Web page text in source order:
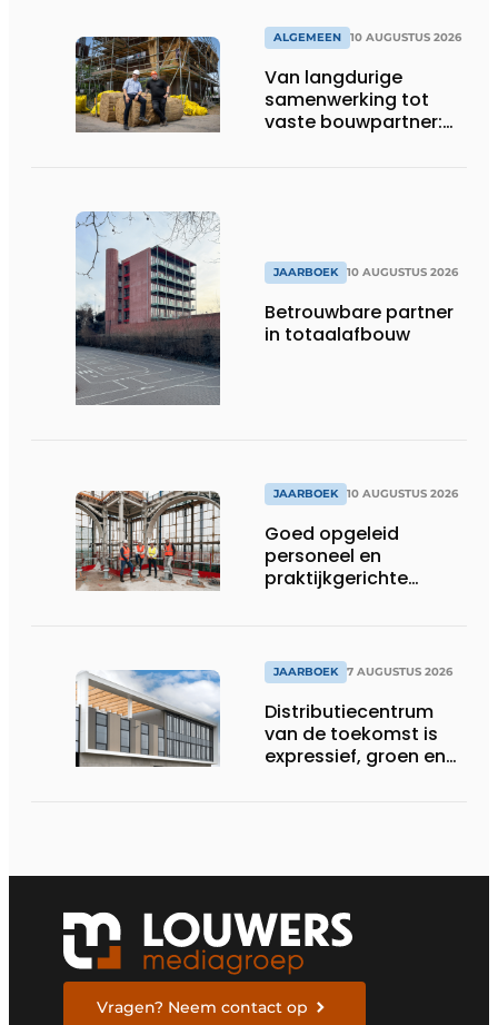
ALGEMEEN 10 AUGUSTUS 2026
Van langdurige
samenwerking tot
vaste bouwpartner:
JAARBOEK 10 AUGUSTUS 2026
Betrouwbare partner
in totaalafbouw
JAARBOEK 10 AUGUSTUS 2026
Goed opgeleid
personeel en
praktijkgerichte
JAARBOEK 7 AUGUSTUS 2026
Distributiecentrum
van de toekomst is
expressief, groen en
Vragen? Neem contact op